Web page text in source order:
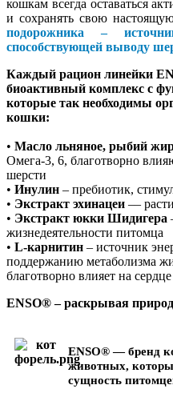
кошкам всегда оставаться
и сохранять свою
подорожника –
способствующей выводу
Каждый рацион линейки
биоактивный комплекс с
которые так необходимы
кошки:
• Масло льняное, рыбий
Омега-3, 6, благотворно
шерсти
• Инулин – пребиотик,
• Экстракт эхинацеи ––
• Экстракт юкки Шидигера
жизнедеятельности питомца
• L-карнитин – источник
поддержанию метаболизма
благотворно влияет на сердце
ENSO® – раскрывая
ENSO® — бренд
животных,
сущность